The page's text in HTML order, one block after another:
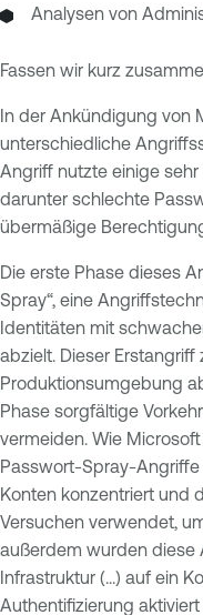
Analysen von
Fassen wir kurz
In der Ankündigung von
unterschiedliche
Angriff nutzte einige
darunter schlechte
übermäßige
Die erste Phase dieses
Spray“, eine
Identitäten mit
abzielt. Dieser
Produktionsumgebung
Phase sorgfältige
vermeiden. Wie
Passwort-Spray-
Konten konzentriert und
Versuchen verwendet,
außerdem wurden diese
Infrastruktur (...) auf ein
Authentifizierung aktiviert